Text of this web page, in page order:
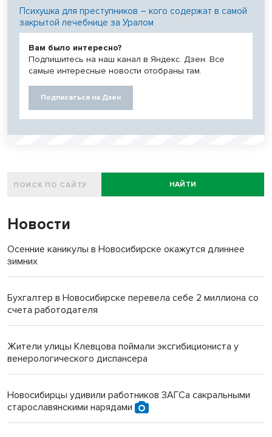
Психушка для преступников – кого содержат в самой
закрытой лечебнице за Уралом
Вам было интересно?
Подпишитесь на наш канал в Яндекс. Дзен. Все
самые интересные новости отобраны там.
Подписаться на Дзен
НАЙТИ
Новости
Осенние каникулы в Новосибирске окажутся длиннее
зимних
Бухгалтер в Новосибирске перевела себе 2 миллиона со
счета работодателя
Жители улицы Клевцова поймали эксгибициониста у
венерологического диспансера
Новосибирцы удивили работников ЗАГСа сакральными
старославянскими нарядами